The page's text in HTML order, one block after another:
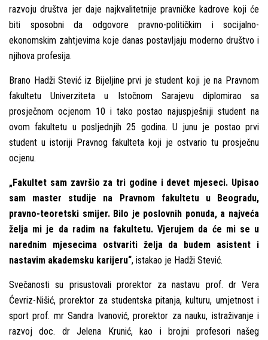
razvoju društva jer daje najkvalitetnije pravničke kadrove koji će
biti sposobni da odgovore pravno-političkim i socijalno-
ekonomskim zahtjevima koje danas postavlјaju moderno društvo i
njihova profesija.
Brano Hadži Stević iz Bijelјine prvi je student koji je na Pravnom
fakultetu Univerziteta u Istočnom Sarajevu diplomirao sa
prosječnom ocjenom 10 i tako postao najuspješniji student na
ovom fakultetu u poslјednjih 25 godina. U junu je postao prvi
student u istoriji Pravnog fakulteta koji je ostvario tu prosječnu
ocjenu.
„Fakultet sam završio za tri godine i devet mjeseci. Upisao
sam master studije na Pravnom fakultetu u Beogradu,
pravno-teoretski smijer. Bilo je poslovnih ponuda, a najveća
želјa mi je da radim na fakultetu. Vjerujem da će mi se u
narednim mjesecima ostvariti želјa da budem asistent i
nastavim akademsku karijeru“, istakao je Hadži Stević.
Svečanosti su prisustovali prorektor za nastavu prof. dr Vera
Ćevriz-Nišić, prorektor za studentska pitanja, kulturu, umjetnost i
sport prof. mr Sandra Ivanović, prorektor za nauku, istraživanje i
razvoj doc. dr Jelena Krunić, kao i brojni profesori našeg